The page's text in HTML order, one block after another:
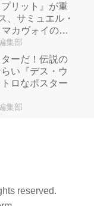
リット』が重
、サミュエル・
カヴォイの狂
集部
ーだ！伝説の
い『デス・ウ
ロなポスター
集部
reserved.